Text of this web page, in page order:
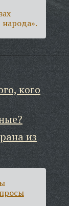
кого
из